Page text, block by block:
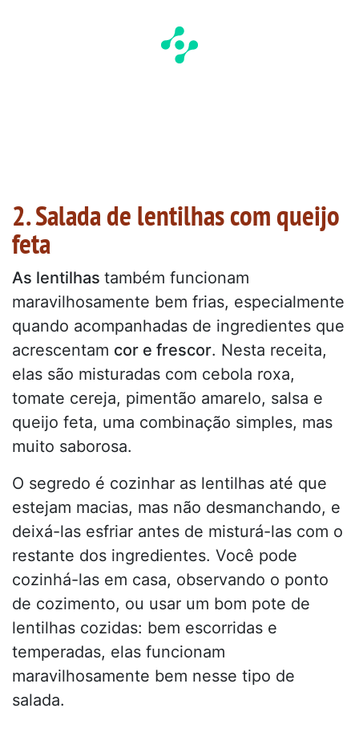
2. Salada de lentilhas com queijo
feta
As lentilhas também funcionam
maravilhosamente bem frias, especialmente
quando acompanhadas de ingredientes que
acrescentam cor e frescor. Nesta receita,
elas são misturadas com cebola roxa,
tomate cereja, pimentão amarelo, salsa e
queijo feta, uma combinação simples, mas
muito saborosa.
O segredo é cozinhar as lentilhas até que
estejam macias, mas não desmanchando, e
deixá-las esfriar antes de misturá-las com o
restante dos ingredientes. Você pode
cozinhá-las em casa, observando o ponto
de cozimento, ou usar um bom pote de
lentilhas cozidas: bem escorridas e
temperadas, elas funcionam
maravilhosamente bem nesse tipo de
salada.